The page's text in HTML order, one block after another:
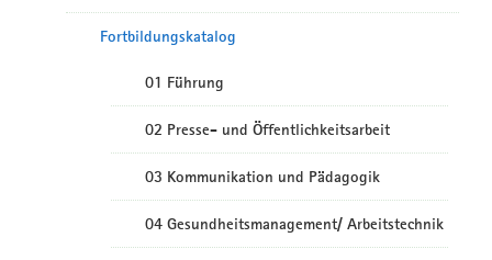
Fortbildungskatalog
01 Führung
02 Presse- und Öffentlichkeitsarbeit
03 Kommunikation und Pädagogik
04 Gesundheitsmanagement/ Arbeitstechnik